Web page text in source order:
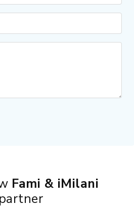
Fami & iMilani
partner